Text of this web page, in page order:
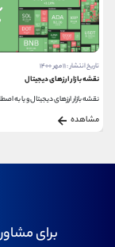
تاریخ انتشار : ۱۱ مهر ۱۴۰۰
نقشه بازار ارزهای دیجیتال
نقشه بازار ارزهای دیجیتال و یا به
مشاهده
برای